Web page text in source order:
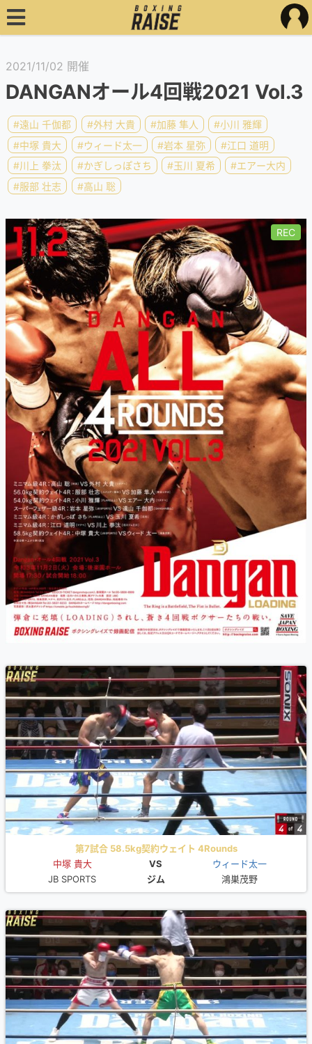
2021/11/02 開催
DANGANオール4回戦2021 Vol.3
#遠山 千伽都 #外村 大貴 #加藤 隼人
#小川 雅輝
#中塚 貴大
#ウィード太一 #岩本 星弥
#江口 道明
#川上 拳汰
#かぎしっぽさち #玉川 夏希
#エアー大内
#服部 壮志
#高山 聡
REC
第7試合 58.5kg契約ウェイト 4Rounds
中塚 貴大
VS
ウィード太一
JB SPORTS
ジム 鴻巣茂野